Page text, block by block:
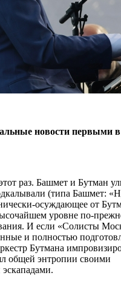
новости первыми в
раз. Башмет и Бутман
(типа Башмет:
осуждающее от
уровне по-
И если «Солисты
и полностью
Бутмана
общей энтропии своими